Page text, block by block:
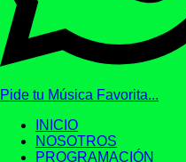
Pide tu Música Favorita...
INICIO
NOSOTROS
PROGRAMACIÓN